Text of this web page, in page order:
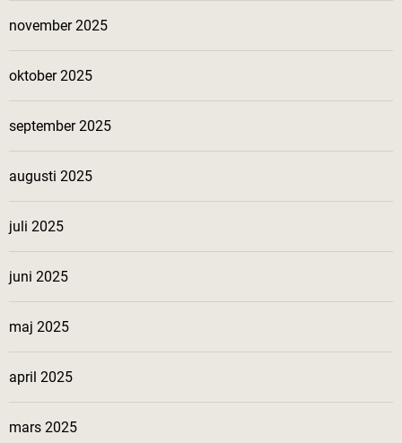
november 2025
oktober 2025
september 2025
augusti 2025
juli 2025
juni 2025
maj 2025
april 2025
mars 2025